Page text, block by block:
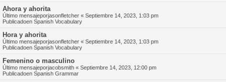
Ahora y ahorita
Último mensajeporjasonfletcher « Septiembre 14, 2023, 1:03 pm
Publicadoen Spanish Vocabulary
Hora y ahorita
Último mensajeporjasonfletcher « Septiembre 14, 2023, 1:03 pm
Publicadoen Spanish Vocabulary
Femenino o masculino
Último mensajeporjacobsmith « Septiembre 14, 2023, 12:00 pm
Publicadoen Spanish Grammar